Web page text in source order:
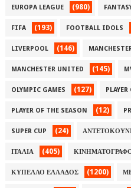
EUROPA LEAGUE (980)
FIFA (193) FOOTBALL IDOLS
LIVERPOOL (146)
MANCHESTER UNITED (145)
OLYMPIC GAMES (127)
PLAYER OF THE SEASON (12)
SUPER CUP (24)
ΙΤΑΛΙΑ (405)
ΚΥΠΕΛΛΟ ΕΛΛΑΔΟΣ (1200)